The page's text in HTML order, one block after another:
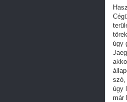
úgy
szó,
úgy
már